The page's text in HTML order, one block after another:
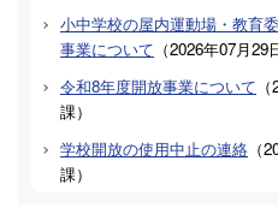
小中学校の屋内運動場・教育
事業について （2026年07月29
令和8年度開放事業について （
課）
学校開放の使用中止の連絡 （
課）